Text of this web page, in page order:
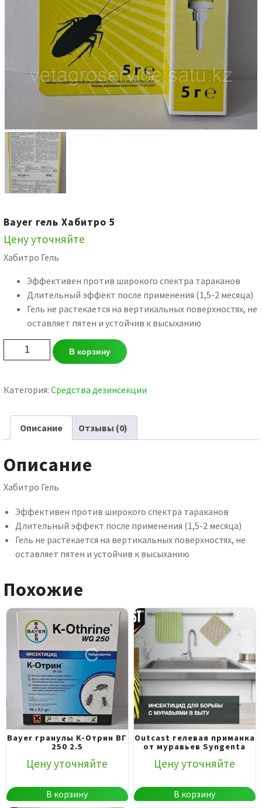
Bayer гель Хабитро 5
Цену уточняйте
Хабитро Гель
Эффективен против широкого спектра тараканов
Длительный эффект после применения (1,5-2 месяца)
Гель не растекается на вертикальных поверхностях, не
оставляет пятен и устойчив к высыханию
Количество
товара
гель
В корзину
Категория: Средства дезинсекции
Описание Отзывы (0)
Описание
Хабитро Гель
Эффективен против широкого спектра тараканов
Длительный эффект после применения (1,5-2 месяца)
Гель не растекается на вертикальных поверхностях, не
оставляет пятен и устойчив к высыханию
Похожие
Bayer гранулы K-Отрин ВГ
250 2.5
Цену уточняйте
В корзину
Outcast гелевая приманка
от муравьев Syngenta
Цену уточняйте
В корзину